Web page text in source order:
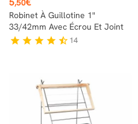
,50
Robinet À Guillotine 1"
33/42mm Avec Écrou Et Joint
star star star star star_half 14